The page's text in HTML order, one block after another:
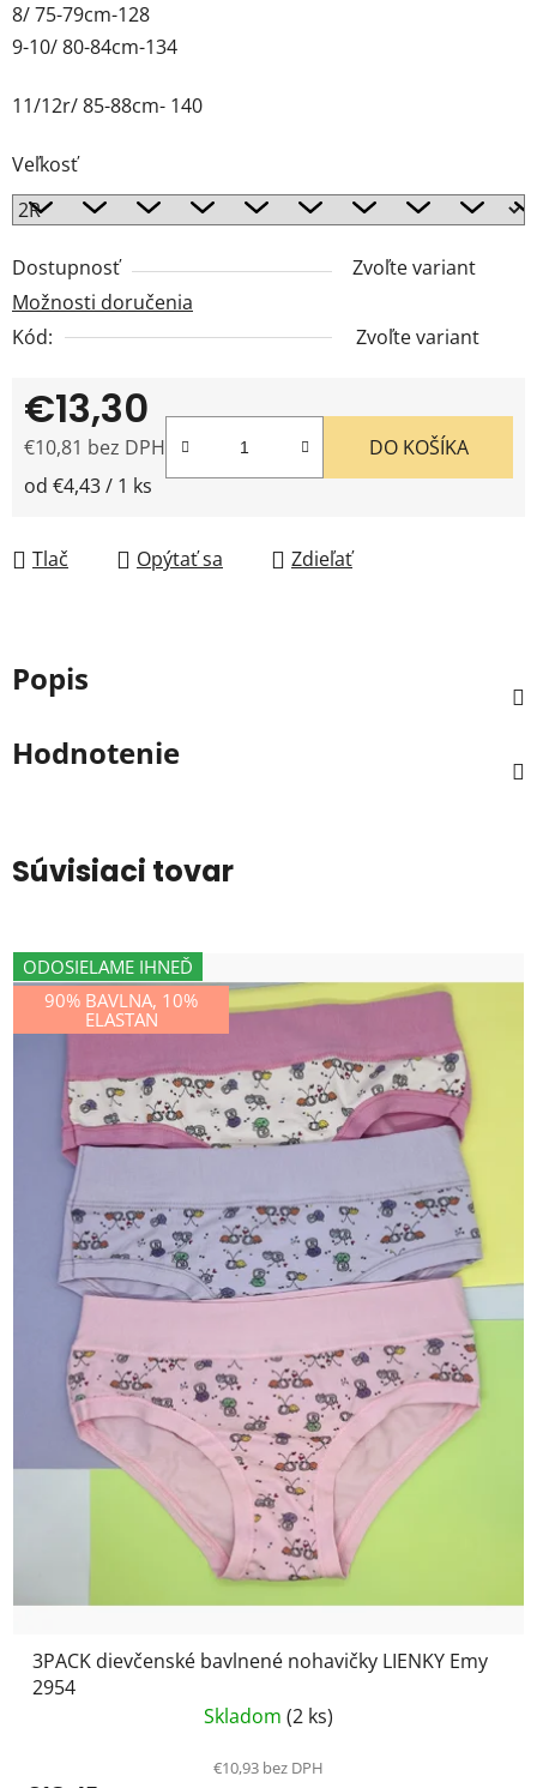
8/ 75-79cm-128
9-10/ 80-84cm-134
11/12r/ 85-88cm- 140
Veľkosť
Dostupnosť
Zvoľte variant
Možnosti doručenia
Kód:
Zvoľte variant
€13,30
€10,81 bez DPH
Jednotková cena:
od €4,43 / 1 ks
DO KOŠÍKA
Tlač Opýtať sa Zdieľať
Popis
Hodnotenie
Súvisiaci tovar
ODOSIELAME IHNEĎ
90% BAVLNA, 10%
ELASTAN
3PACK dievčenské bavlnené nohavičky LIENKY Emy
2954
Skladom (2 ks)
€10,93 bez DPH